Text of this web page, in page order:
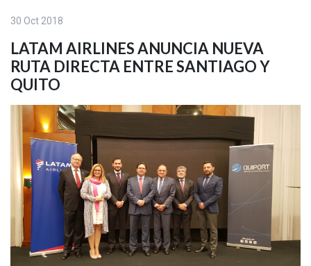
30 Oct 2018
LATAM AIRLINES ANUNCIA NUEVA
RUTA DIRECTA ENTRE SANTIAGO Y
QUITO